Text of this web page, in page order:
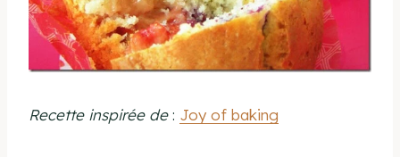
Recette inspirée de: Joy of baking